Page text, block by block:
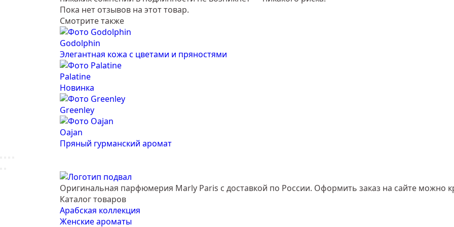
Пока нет отзывов на этот товар.
Смотрите также
Godolphin
Элегантная кожа с цветами и пряностями
Palatine
Новинка
Greenley
Oajan
Пряный гурманский аромат
Оригинальная парфюмерия Marly Paris с доставкой по России. Оформить заказ на сайте можно
Каталог товаров
Арабская коллекция
Женские ароматы